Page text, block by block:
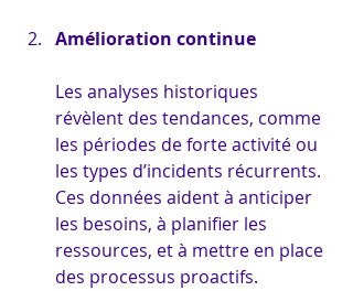
Amélioration continue
Les analyses historiques
révèlent des tendances, comme
les périodes de forte activité ou
les types d’incidents récurrents.
Ces données aident à anticiper
les besoins, à planifier les
ressources, et à mettre en place
des processus proactifs.